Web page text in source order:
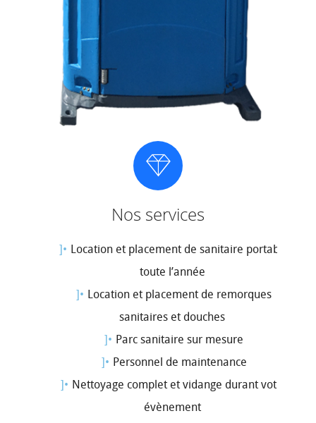
Nos services
Location et placement de sanitaire portable
toute l’année
Location et placement de remorques
sanitaires et douches
Parc sanitaire sur mesure
Personnel de maintenance
Nettoyage complet et vidange durant votre
évènement